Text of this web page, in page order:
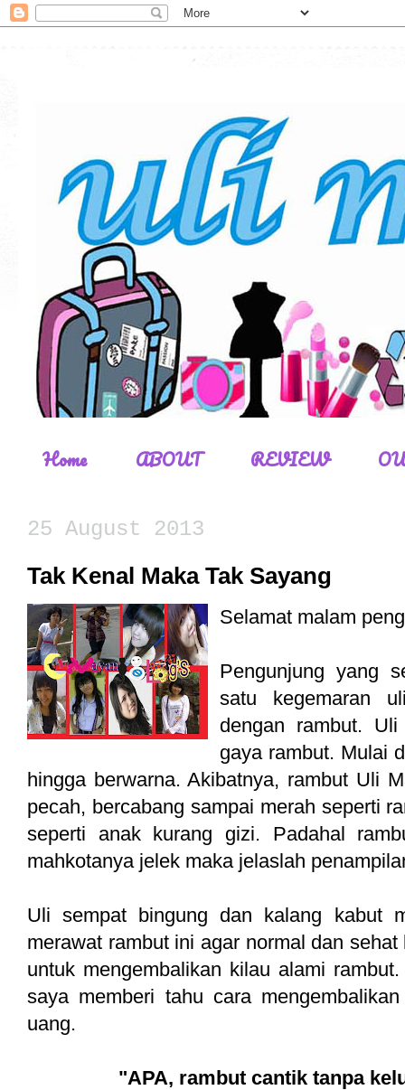
Home ABOUT REVIEW
25 August 2013
Tak Kenal Maka Tak Sayang
Selamat malam
Pengunjung yang
satu kegemaran
dengan rambut.
gaya rambut. Mulai
hingga berwarna. Akibatnya, rambut Uli
pecah, bercabang sampai merah seperti
seperti anak kurang gizi. Padahal
mahkotanya jelek maka jelaslah
Uli sempat bingung dan kalang kabut
merawat rambut ini agar normal dan
untuk mengembalikan kilau alami
saya memberi tahu cara
uang.
"APA, rambut cantik tanpa